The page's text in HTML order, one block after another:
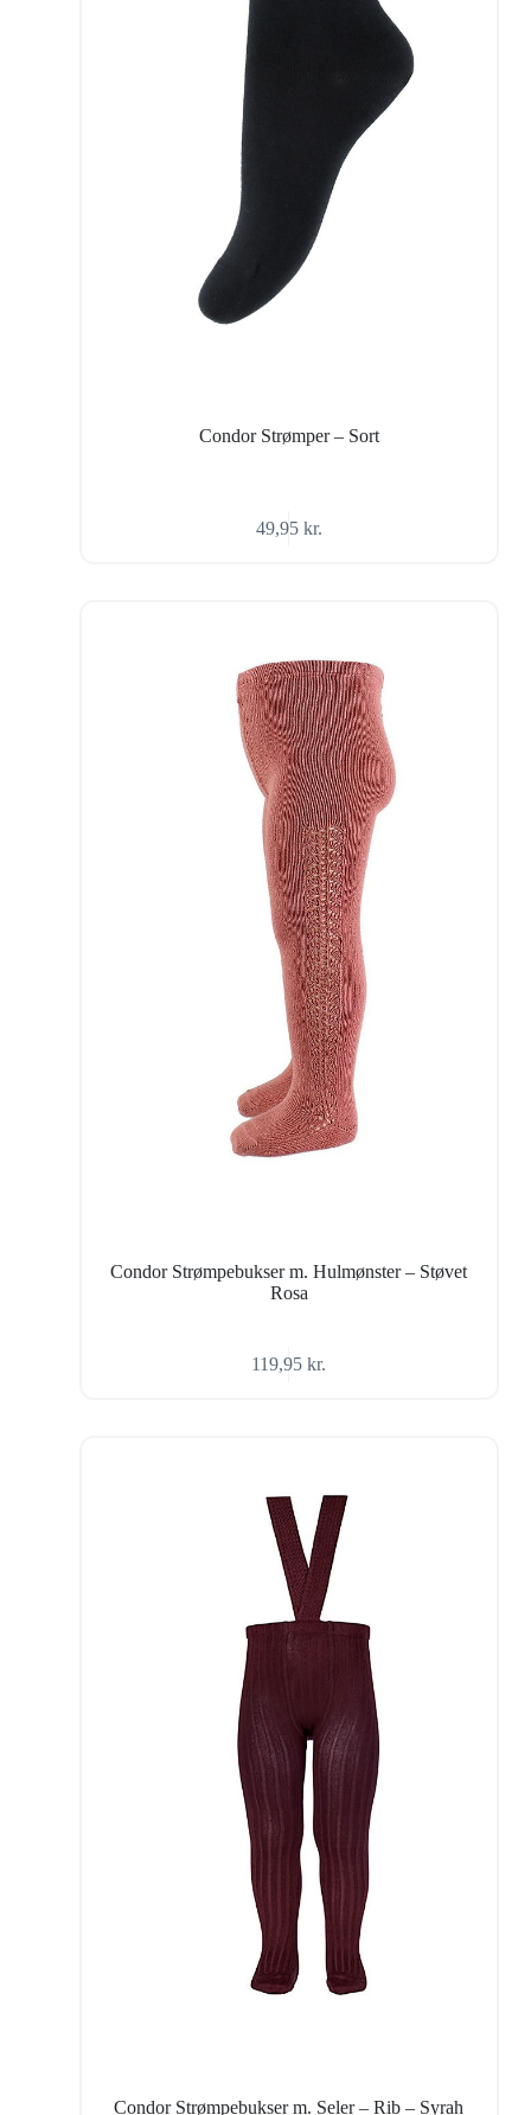
Condor Strømper – Sort
49,95 kr.
Condor Strømpebukser m. Hulmønster – Støvet
Rosa
119,95kr.
Condor Strømpebukser m. Seler – Rib – Syrah